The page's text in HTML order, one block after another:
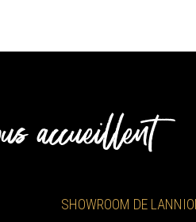
accueillent
SHOWROOM DE